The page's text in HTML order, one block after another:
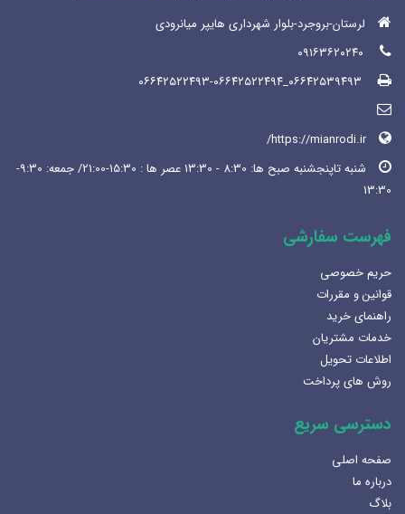
لرستان-بروجرد-بلوار شهرداری هایپر میانرودی
https://mianrodi.ir/
شنبه تاپنجشنبه صبح ها: 8:30 - 13:30 عصر ها : 15:30-21:00/ جمعه: 9:30-
13:30
فهرست سفارشی
حریم خصوصی
قوانین و مقررات
راهنمای خرید
خدمات مشتریان
اطلاعات تحویل
روش های پرداخت
دسترسی سریع
صفحه اصلی
درباره ما
بلاگ